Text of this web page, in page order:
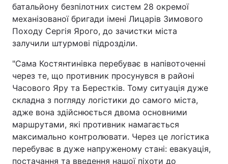
Економіка Світ
Спорт Наука
Техно і зв'язок Лайт
Зброя Інциденти
Туризм
Цікавинки Погода
Екологія Регіони
Лонгріди
батальйону безпілотних систем 28 окремої
механізованої бригади імені Лицарів Зимового
Походу Сергія Ярого, до зачистки міста
залучили штурмові підрозділи.
"Сама Костянтинівка перебуває в напівоточенні
через те, що противник просунувся в районі
Часового Яру та Берестків. Тому ситуація дуже
складна з погляду логістики до самого міста,
адже вона здійснюється двома основними
маршрутами, які противник намагається
максимально контролювати. Через це логістика
перебуває в дуже напруженому стані: евакуація,
постачання та введення нашої піхоти до